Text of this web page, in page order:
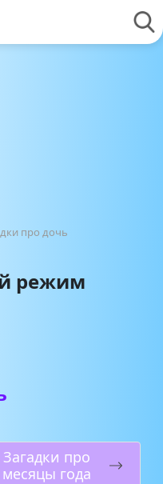
про дочь
режим
Загадки про
месяцы года